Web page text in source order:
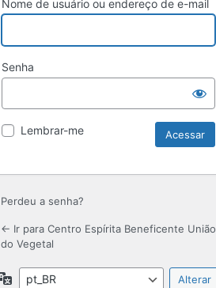
Nome de usuário ou endereço de e-mail
Senha
Lembrar-me
Perdeu a senha?
← Ir para Centro Espírita Beneficente União
do Vegetal
Idioma